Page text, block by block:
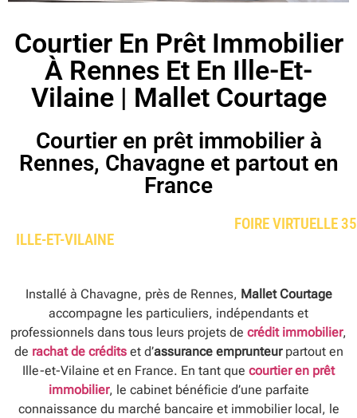
Courtier En Prêt Immobilier
À Rennes Et En Ille-Et-
Vilaine | Mallet Courtage
Courtier en prêt immobilier à
Rennes, Chavagne et partout en
France
FOIRE VIRTUELLE 35
ILLE-ET-VILAINE
Installé à Chavagne, près de Rennes, Mallet Courtage
accompagne les particuliers, indépendants et
professionnels dans tous leurs projets de crédit immobilier,
de rachat de créditset d’assurance emprunteurpartout en
Ille-et-Vilaine et en France. En tant que courtier en prêt
immobilier, le cabinet bénéficie d’une parfaite
connaissance du marché bancaire et immobilier local, le